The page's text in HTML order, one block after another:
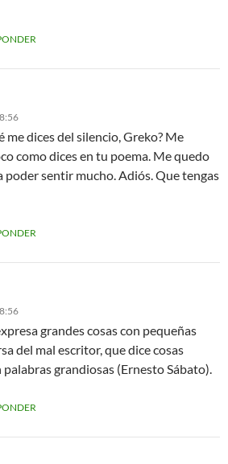
me dices del silencio, Greko? Me
como dices en tu poema. Me quedo
poder sentir mucho. Adiós. Que tengas
grandes cosas con pequeñas
del mal escritor, que dice cosas
grandiosas (Ernesto Sábato).